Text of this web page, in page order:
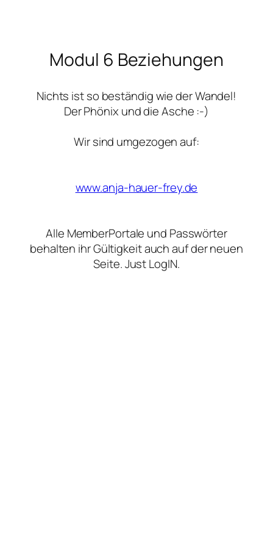
Modul 6 Beziehungen
Nichts ist so beständig wie der Wandel!
Der Phönix und die Asche :-)
Wir sind umgezogen auf:
www.anja-hauer-frey.de
Alle MemberPortale und Passwörter
behalten ihr Gültigkeit auch auf der neuen
Seite. Just LogIN.